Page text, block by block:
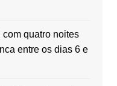
quatro noites
entre os dias 6 e